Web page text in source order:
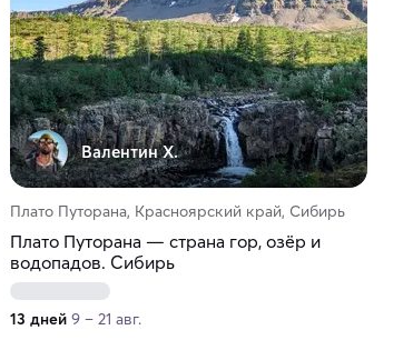
Валентин Х.
Плато Путорана, Красноярский край, Сибирь
Плато Путорана — страна гор, озёр и
водопадов. Сибирь
13 дней 9 – 21 авг.